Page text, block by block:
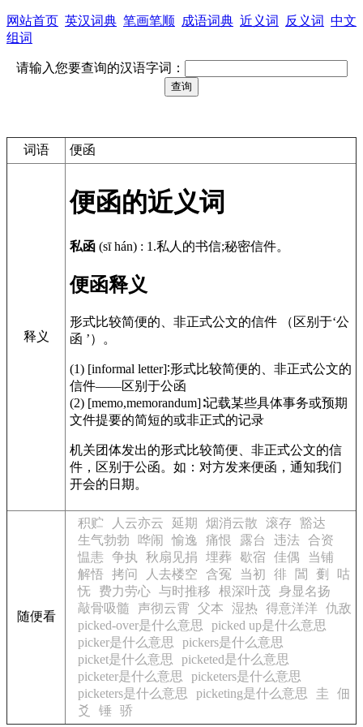
网站首页 英汉词典 笔画笔顺 成语词典 近义词 反义词 中文
组词
请输入您要查询的汉语字词：
词语 便函
释义
便函的近义词
私函 (sī hán) : 1.私人的书信;秘密信件。
便函释义
形式比较简便的、非正式公文的信件 （区别于‘公
函 ’）。
(1) [informal letter]∶形式比较简便的、非正式公文的
信件——区别于公函
(2) [memo,memorandum]∶记载某些具体事务或预期
文件提要的简短的或非正式的记录
机关团体发出的形式比较简便、非正式公文的信
件，区别于公函。如：对方发来便函，通知我们
开会的日期。
随便看
积贮 人云亦云 延期 烟消云散 滚存 豁达
生气勃勃
哗闹 愉逸 痛恨 露台 违法 合资
愠恚
争执 秋扇见捐 埋葬 歇宿 佳偶
当铺
解悟 拷问 人去楼空 含冤 当初 徘 閶 劐
咕
怃
费力劳心 与时推移 根深叶茂
身显名扬
敲骨吸髓
声彻云霄 父本 湿热 得意洋洋
仇敌
picked-over是什么意思
picked up是什么意思
picker是什么意思
pickers是什么意思
picket是什么意思
picketed是什么意思
picketer是什么意思
picketers是什么意思
picketers是什么意思
picketing是什么意思 圭
佃
爻
锤 骄